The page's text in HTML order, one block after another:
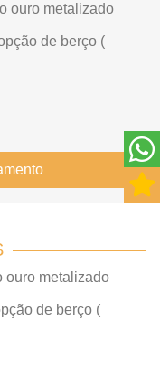
ouro metalizado
de berço (
ouro metalizado
de berço (